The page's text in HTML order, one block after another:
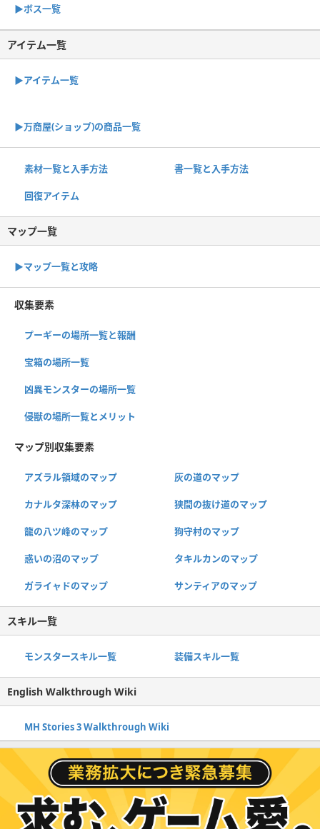
▶︎ボス一覧
アイテム一覧
▶アイテム一覧
▶︎万商屋(ショップ)の商品一覧
素材一覧と入手方法 書一覧と入手方法
回復アイテム
マップ一覧
▶︎マップ一覧と攻略
収集要素
プーギーの場所一覧と報酬
宝箱の場所一覧
凶異モンスターの場所一覧
侵獣の場所一覧とメリット
マップ別収集要素
アズラル領域のマップ 灰の道のマップ
カナルタ深林のマップ 狭間の抜け道のマップ
龍の八ツ峰のマップ 狗守村のマップ
惑いの沼のマップ タキルカンのマップ
ガライャドのマップ サンティアのマップ
スキル一覧
モンスタースキル一覧 装備スキル一覧
English Walkthrough Wiki
MH Stories 3 Walkthrough Wiki